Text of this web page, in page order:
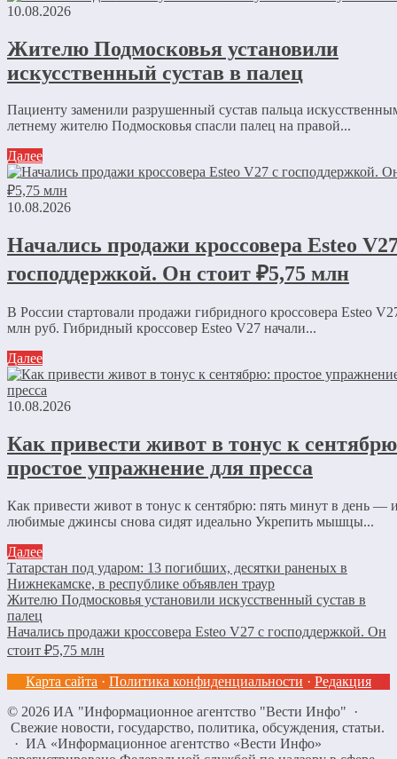
10.08.2026
Жителю Подмосковья установили
искусственный сустав в палец
Пациенту заменили разрушенный сустав пальца
летнему жителю Подмосковья спасли палец на правой...
Далее
10.08.2026
Начались продажи кроссовера Esteo
господдержкой. Он стоит ₽5,75 млн
В России стартовали продажи гибридного кроссовера Esteo
млн руб. Гибридный кроссовер Esteo V27 начали...
Далее
10.08.2026
Как привести живот в тонус к
простое упражнение для пресса
Как привести живот в тонус к сентябрю: пять минут в день —
любимые джинсы снова сидят идеально Укрепить мышцы...
Далее
Татарстан под ударом: 13 погибших, десятки раненых в
Нижнекамске, в республике объявлен траур
Жителю Подмосковья установили искусственный сустав в
палец
Начались продажи кроссовера Esteo V27 с господдержкой. Он
стоит ₽5,75 млн
Карта сайта · Политика конфиденциальности · Редакция
© 2026 ИА "Информационное агентство "Вести Инфо" ·
Свежие новости, государство, политика, обсуждения, статьи.
· ИА «Информационное агентство «Вести Инфо»